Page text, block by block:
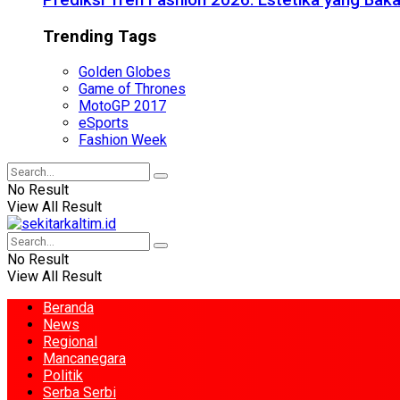
Trending Tags
Golden Globes
Game of Thrones
MotoGP 2017
eSports
Fashion Week
No Result
View All Result
No Result
View All Result
Beranda
News
Regional
Mancanegara
Politik
Serba Serbi